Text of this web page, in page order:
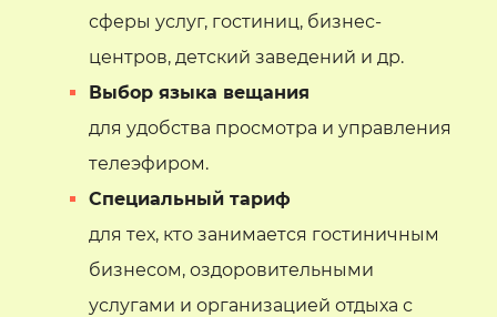
сферы услуг, гостиниц, бизнес-
центров, детский заведений и др.
Выбор языка вещания
для удобства просмотра и управления
телеэфиром.
Специальный тариф
для тех, кто занимается гостиничным
бизнесом, оздоровительными
услугами и организацией отдыха с